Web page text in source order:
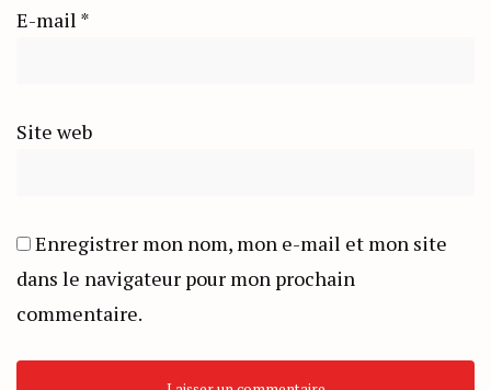
E-mail *
Site web
Enregistrer mon nom, mon e-mail et mon site
dans le navigateur pour mon prochain
commentaire.